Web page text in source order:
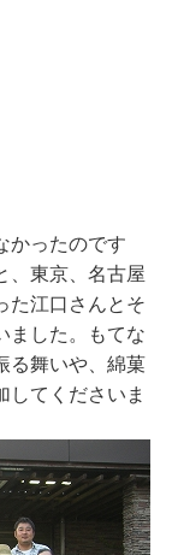
かったのです
、東京、名古屋
た江口さんとそ
ました。もてな
る舞いや、綿菓
してくださいま